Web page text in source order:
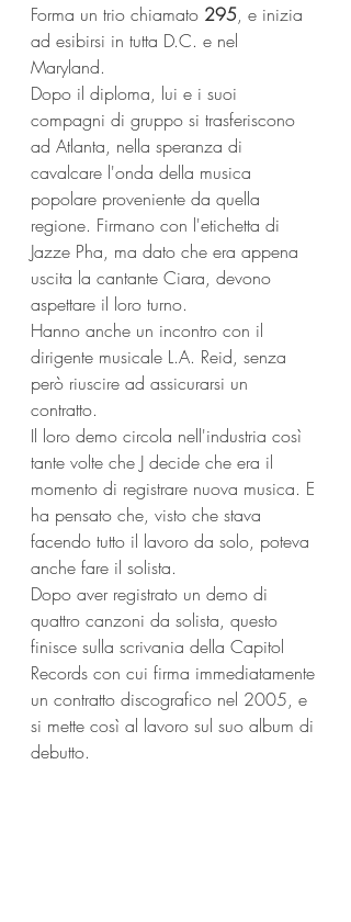
Forma un trio chiamato 295, e inizia
ad esibirsi in tutta D.C. e nel
Maryland.
Dopo il diploma, lui e i suoi
compagni di gruppo si trasferiscono
ad Atlanta, nella speranza di
cavalcare l'onda della musica
popolare proveniente da quella
regione. Firmano con l'etichetta di
Jazze Pha, ma dato che era appena
uscita la cantante Ciara, devono
aspettare il loro turno.
Hanno anche un incontro con il
dirigente musicale L.A. Reid, senza
però riuscire ad assicurarsi un
contratto.
Il loro demo circola nell'industria così
tante volte che J decide che era il
momento di registrare nuova musica. E
ha pensato che, visto che stava
facendo tutto il lavoro da solo, poteva
anche fare il solista.
Dopo aver registrato un demo di
quattro canzoni da solista, questo
finisce sulla scrivania della Capitol
Records con cui firma immediatamente
un contratto discografico nel 2005, e
si mette così al lavoro sul suo album di
debutto.